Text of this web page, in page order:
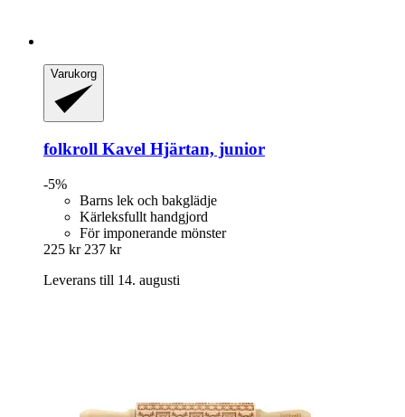
Varukorg
folkroll Kavel Hjärtan, junior
-5%
Barns lek och bakglädje
Kärleksfullt handgjord
För imponerande mönster
225 kr 237 kr
Leverans till 14. augusti